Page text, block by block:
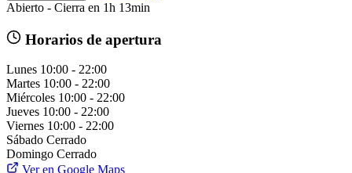
Abierto - Cierra en 1h 13min
Horarios de apertura
Lunes 10:00 - 22:00
Martes 10:00 - 22:00
Miércoles 10:00 - 22:00
Jueves 10:00 - 22:00
Viernes 10:00 - 22:00
Sábado Cerrado
Domingo Cerrado
Ver en Google Maps